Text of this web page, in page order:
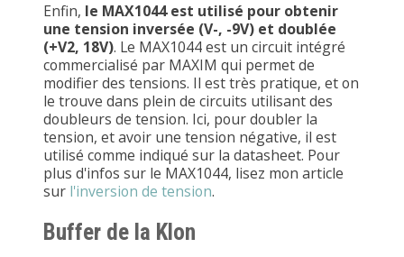
Enfin, le MAX1044 est utilisé pour obtenir
une tension inversée (V-, -9V) et doublée
(+V2, 18V). Le MAX1044 est un circuit intégré
commercialisé par MAXIM qui permet de
modifier des tensions. Il est très pratique, et on
le trouve dans plein de circuits utilisant des
doubleurs de tension. Ici, pour doubler la
tension, et avoir une tension négative, il est
utilisé comme indiqué sur la datasheet. Pour
plus d'infos sur le MAX1044, lisez mon article
sur l'inversion de tension.
Buffer de la Klon